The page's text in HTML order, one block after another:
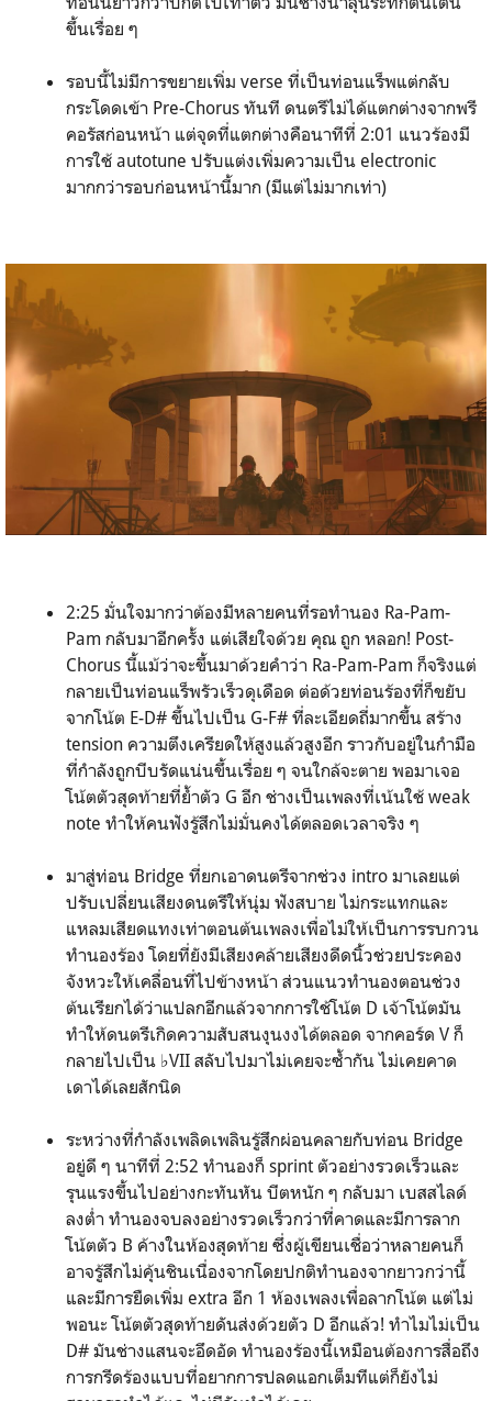
ขึ้นเรื่อย ๆ
รอบนี้ไม่มีการขยายเพิ่ม verse ที่เป็นท่อนแร็พแต่กลับ
กระโดดเข้า Pre-Chorus ทันที ดนตรีไม่ได้แตกต่างจากพรี
คอรัสก่อนหน้า แต่จุดที่แตกต่างคือนาทีที่ 2:01 แนวร้องมี
การใช้ autotune ปรับแต่งเพิ่มความเป็น electronic
มากกว่ารอบก่อนหน้านี้มาก (มีแต่ไม่มากเท่า)
2:25 มั่นใจมากว่าต้องมีหลายคนที่รอทำนอง Ra-Pam-
Pam กลับมาอีกครั้ง แต่เสียใจด้วย คุณ ถูก หลอก! Post-
Chorus นี้แม้ว่าจะขึ้นมาด้วยคำว่า Ra-Pam-Pam ก็จริงแต่
กลายเป็นท่อนแร็พรัวเร็วดุเดือด ต่อด้วยท่อนร้องที่ก็ขยับ
จากโน้ต E-D# ขึ้นไปเป็น G-F# ที่ละเอียดถี่มากขึ้น สร้าง
tension ความตึงเครียดให้สูงแล้วสูงอีก ราวกับอยู่ในกำมือ
ที่กำลังถูกบีบรัดแน่นขึ้นเรื่อย ๆ จนใกล้จะตาย พอมาเจอ
โน้ตตัวสุดท้ายที่ย้ำตัว G อีก ช่างเป็นเพลงที่เน้นใช้ weak
note ทำให้คนฟังรู้สึกไม่มั่นคงได้ตลอดเวลาจริง ๆ
มาสู่ท่อน Bridge ที่ยกเอาดนตรีจากช่วง intro มาเลยแต่
ปรับเปลี่ยนเสียงดนตรีให้นุ่ม ฟังสบาย ไม่กระแทกและ
แหลมเสียดแทงเท่าตอนต้นเพลงเพื่อไม่ให้เป็นการรบกวน
ทำนองร้อง โดยที่ยังมีเสียงคล้ายเสียงดีดนิ้วช่วยประคอง
จังหวะให้เคลื่อนที่ไปข้างหน้า ส่วนแนวทำนองตอนช่วง
ต้นเรียกได้ว่าแปลกอีกแล้วจากการใช้โน้ต D เจ้าโน้ตมัน
ทำให้ดนตรีเกิดความสับสนงุนงงได้ตลอด จากคอร์ด V ก็
กลายไปเป็น ♭VII สลับไปมาไม่เคยจะซ้ำกัน ไม่เคยคาด
เดาได้เลยสักนิด
ระหว่างที่กำลังเพลิดเพลินรู้สึกผ่อนคลายกับท่อน Bridge
อยู่ดี ๆ นาทีที่ 2:52 ทำนองก็ sprint ตัวอย่างรวดเร็วและ
รุนแรงขึ้นไปอย่างกะทันหัน บีตหนัก ๆ กลับมา เบสสไลด์
ลงต่ำ ทำนองจบลงอย่างรวดเร็วกว่าที่คาดและมีการลาก
โน้ตตัว B ค้างในห้องสุดท้าย ซึ่งผู้เขียนเชื่อว่าหลายคนก็
อาจรู้สึกไม่คุ้นชินเนื่องจากโดยปกติทำนองจากยาวกว่านี้
และมีการยืดเพิ่ม extra อีก 1 ห้องเพลงเพื่อลากโน้ต แต่ไม่
พอนะ โน้ตตัวสุดท้ายดันส่งด้วยตัว D อีกแล้ว! ทำไมไม่เป็น
D# มันช่างแสนจะอึดอัด ทำนองร้องนี้เหมือนต้องการสื่อถึง
การกรีดร้องแบบที่อยากการปลดแอกเต็มทีแต่ก็ยังไม่